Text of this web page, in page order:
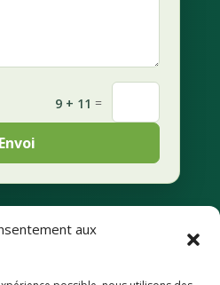
aux
9 + 11 =
Envoi
légales